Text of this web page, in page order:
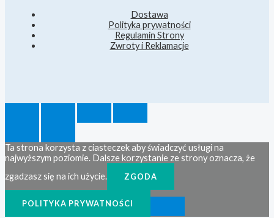
Dostawa
Polityka prywatności
Regulamin Strony
Zwroty i Reklamacje
Ta strona korzysta z ciasteczek aby świadczyć usługi na
najwyższym poziomie. Dalsze korzystanie ze strony oznacza, że
zgadzasz się na ich użycie.
ZGODA
POLITYKA PRYWATNOŚCI